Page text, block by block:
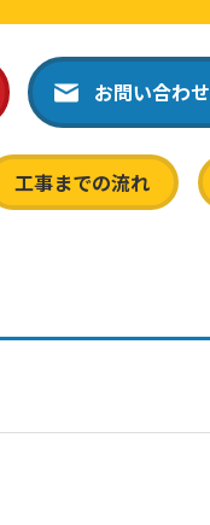
お問い合わせ
工事までの流れ